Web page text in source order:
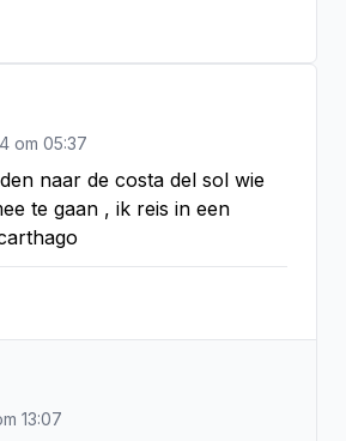
om 05:37
naar de costa del sol wie
te gaan , ik reis in een
13:07